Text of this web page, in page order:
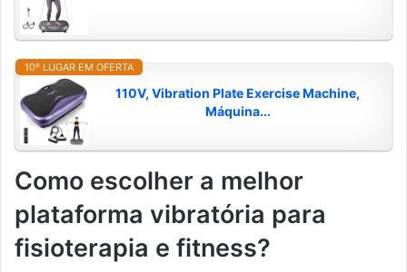
10º LUGAR EM OFERTA
110V, Vibration Plate Exercise Machine,
Máquina...
Como escolher a melhor
plataforma vibratória para
fisioterapia e fitness?